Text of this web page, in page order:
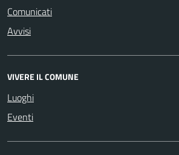
Comunicati
Avvisi
VIVERE IL COMUNE
Luoghi
Eventi